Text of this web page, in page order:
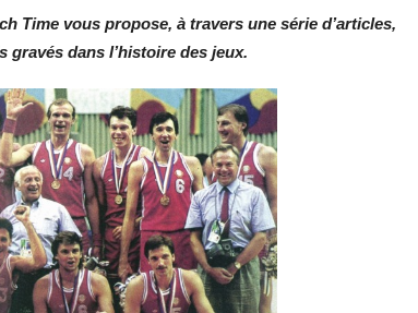
Time vous propose, à travers une série d’articles,
gravés dans l’histoire des jeux.